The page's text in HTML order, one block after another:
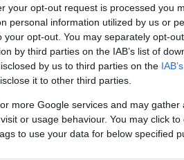
your opt-out request is processed you
personal information utilized by us or
opt-out. You may separately opt-
by third parties on the IAB’s list of
by us to third parties on the
it to other third parties.
more Google services and may gather
or usage behaviour. You may click to
to use your data for below specified
ricottával - Ha
verziót
a gnocchi - de